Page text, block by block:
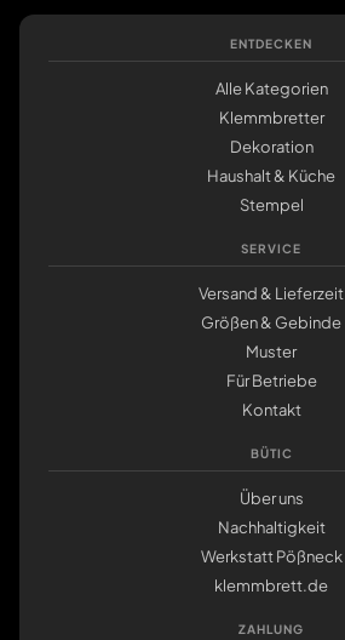
ENTDECKEN
Alle Kategorien
Klemmbretter
Dekoration
Haushalt & Küche
Stempel
SERVICE
Versand & Lieferzeit
Größen & Gebinde
Muster
Für Betriebe
Kontakt
BÜTIC
Über uns
Nachhaltigkeit
Werkstatt Pößneck
klemmbrett.de
ZAHLUNG